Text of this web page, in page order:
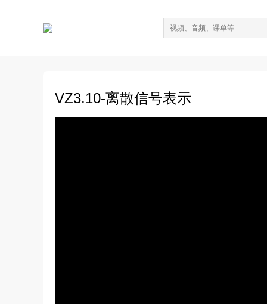
VZ3.10-离散信号表示